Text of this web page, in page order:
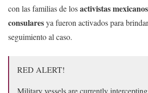
con las familias de losactivistas mexicanos
consularesya fueron activados para
seguimiento al caso.
RED ALERT!
Military vessels are currently